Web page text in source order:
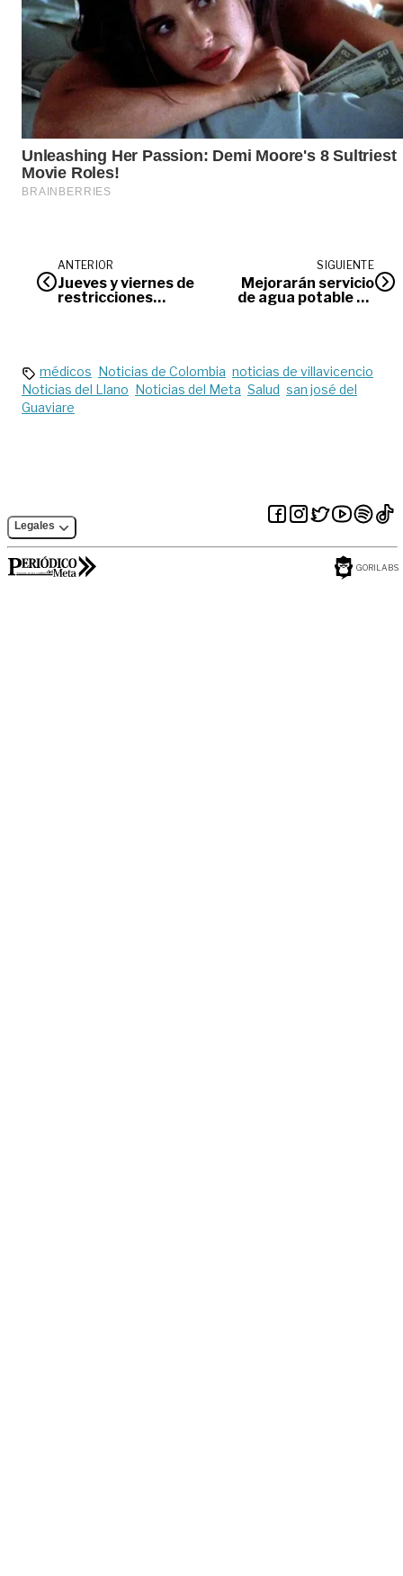
ANTERIOR
Jueves y viernes de
restricciones
SIGUIENTE
Mejorarán servicio
de agua potable en
médicos Noticias de Colombia noticias de villavicencio
Noticias del Llano Noticias del Meta Salud san josé del
Guaviare
Legales
GORILABS